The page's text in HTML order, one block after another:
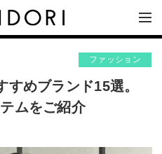
ファッション
めブランド15選。
ムをご紹介